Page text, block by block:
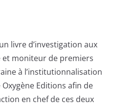
livre d’investigation aux
et moniteur de premiers
à l’institutionnalisation
Editions afin de
en chef de ces deux